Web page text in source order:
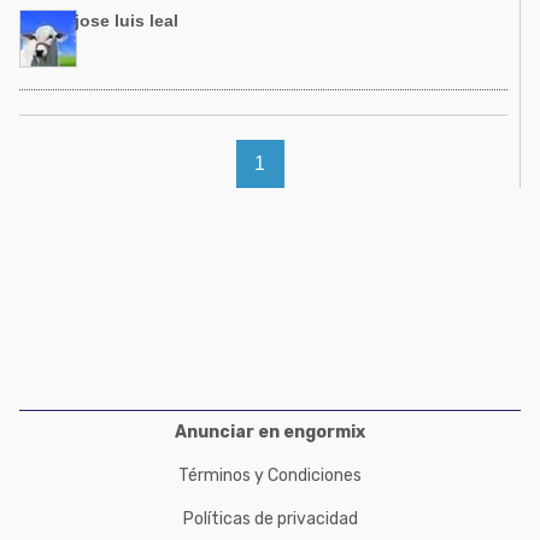
Acuacultura
Micotoxinas
Avicultura
Comunidades en portugués
Avicultura
jose luis leal
1
Anunciar en engormix
Términos y Condiciones
Políticas de privacidad